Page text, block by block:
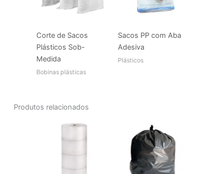
Corte de Sacos
Plásticos Sob-
Medida
Bobinas plásticas
Sacos PP com Aba
Adesiva
Plásticos
Produtos relacionados